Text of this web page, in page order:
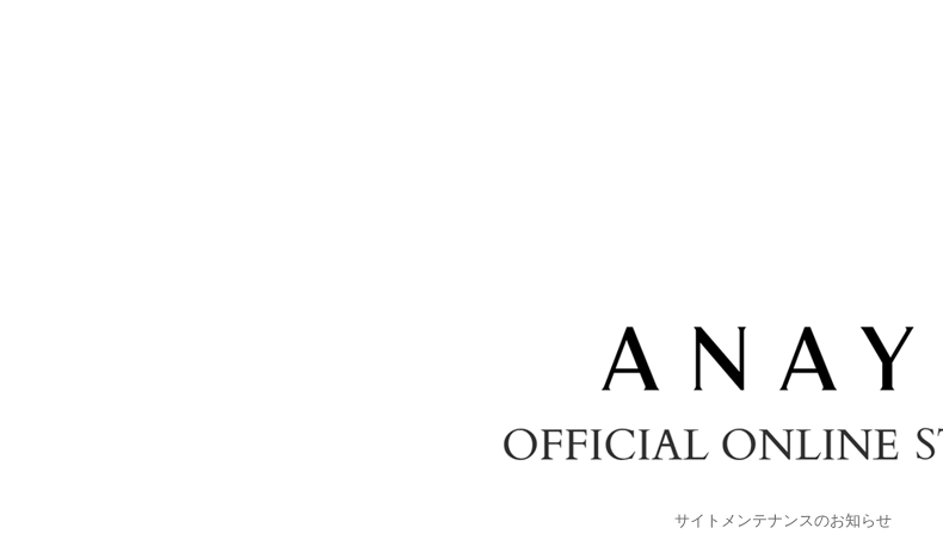
サイトメンテナンスのお知らせ